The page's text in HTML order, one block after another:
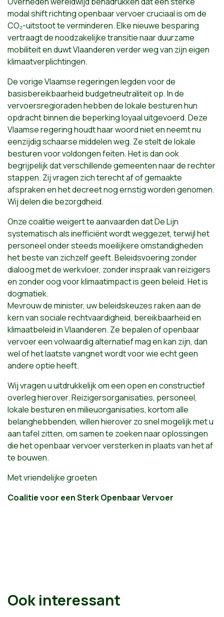
modal shift richting openbaar vervoer cruciaal is om de
CO₂-uitstoot te verminderen. Elke nieuwe besparing
vertraagt de noodzakelijke transitie naar duurzame
mobiliteit en duwt Vlaanderen verder weg van zijn eigen
klimaatverplichtingen.
De vorige Vlaamse regeringen legden voor de
basisbereikbaarheid budgetneutraliteit op. In de
vervoersregioraden hebben de lokale besturen hun
opdracht binnen die beperking loyaal uitgevoerd. Deze
Vlaamse regering houdt haar woord niet en neemt nu
eenzijdig schaarse middelen weg. Ze stelt de lokale
besturen voor voldongen feiten. Het is dan ook
begrijpelijk dat verschillende gemeenten naar de rechter
stappen. Zij vragen zich terecht af of gemaakte
afspraken en het decreet nog ernstig worden genomen.
Wij delen die bezorgdheid.
Onze coalitie weigert te aanvaarden dat De Lijn
systematisch als inefficiënt wordt weggezet, terwijl het
personeel onder steeds moeilijkere omstandigheden
het beste van zichzelf geeft. Beleidsvoering zonder
dialoog met de werkvloer, zonder inspraak van reizigers
en zonder oog voor klimaatimpact is geen beleid. Het is
dogmatiek.
Mevrouw de minister, uw beleidskeuzes raken aan de
kern van sociale rechtvaardigheid, bereikbaarheid en
klimaatbeleid in Vlaanderen. Ze bepalen of openbaar
vervoer een volwaardig alternatief mag en kan zijn, dan
wel of het laatste vangnet wordt voor wie echt geen
andere optie heeft.
Wij vragen u uitdrukkelijk om een open en constructief
overleg hierover. Reizigersorganisaties, personeel,
lokale besturen en milieuorganisaties, kortom alle
belanghebbenden, willen hierover zo snel mogelijk met u
aan tafel zitten, om samen te zoeken naar oplossingen
die het openbaar vervoer versterken in plaats van het af
te bouwen.
Met vriendelijke groeten
Coalitie voor een Sterk Openbaar Vervoer
Ook interessant